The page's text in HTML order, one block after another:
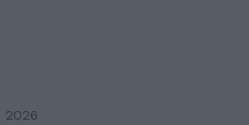
2026